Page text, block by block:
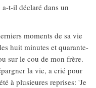
t-il déclaré dans un
moments de sa vie
huit minutes et quarante-
sur le cou de mon frère.
la vie, a crié pour
à plusieures reprises: 'Je